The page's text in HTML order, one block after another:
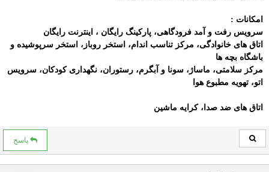
امکانات :
سرویس رفت و آمد فرودگاهی، پارکینگ رایگان ، اینترنت رایگان
اتاق های خانوادگی، مرکز تناسب اندام، استخر روباز، استخر سرپوشیده و
باشگاه بچه ها
مرکز سلامتی، ماساژ، سونا و آبگرم، رستوران، نگهداری کودکان، سرویس
اتو، تهویه مطبوع هوا
اتاق های ضد صدا، کرایه ماشین
پاسخ